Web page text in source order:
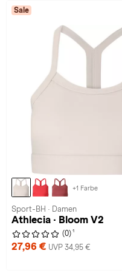
Sale
+1 Farbe
Sport-BH · Damen
Athlecia · Bloom V2
(0) 1
27,96 € UVP 34,95 €